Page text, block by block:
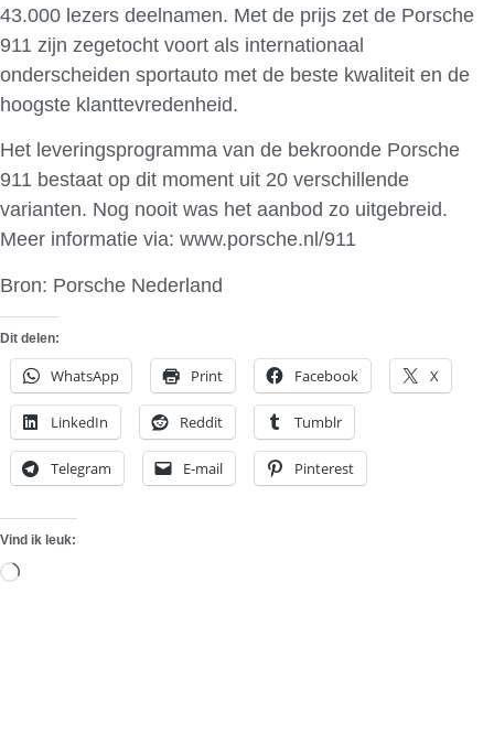
43.000 lezers deelnamen. Met de prijs zet de Porsche
911 zijn zegetocht voort als internationaal
onderscheiden sportauto met de beste kwaliteit en de
hoogste klanttevredenheid.
Het leveringsprogramma van de bekroonde Porsche
911 bestaat op dit moment uit 20 verschillende
varianten. Nog nooit was het aanbod zo uitgebreid.
Meer informatie via: www.porsche.nl/911
Bron: Porsche Nederland
Dit delen:
WhatsApp Print Facebook X
LinkedIn Reddit Tumblr
Telegram E-mail Pinterest
Vind ik leuk:
Aan